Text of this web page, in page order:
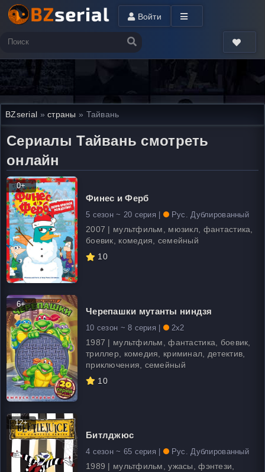
Войти
BZserial »страны » Тайвань
Сериалы Тайвань смотреть
онлайн
0+
Финес и Ферб
5 сезон ~ 20 серия | Рус. Дублированный
2007 | мультфильм, мюзикл, фантастика,
боевик, комедия, семейный
10
6+
Черепашки мутанты ниндзя
10 сезон ~ 8 серия | 2x2
1987 | мультфильм, фантастика, боевик,
триллер, комедия, криминал, детектив,
приключения, семейный
10
12+
Битлджюс
4 сезон ~ 65 серия | Рус. Дублированный
1989 | мультфильм, ужасы, фэнтези,